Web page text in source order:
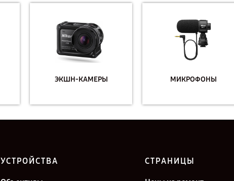
ЭКШН-КАМЕРЫ МИКРОФОНЫ
УСТРОЙСТВА СТРАНИЦЫ